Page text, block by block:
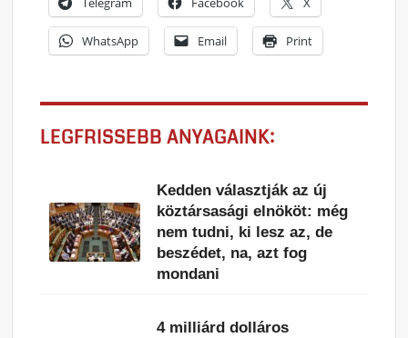
WhatsApp Email Print
LEGFRISSEBB ANYAGAINK:
Kedden választják az új
köztársasági elnököt: még
nem tudni, ki lesz az, de
beszédet, na, azt fog
mondani
4 milliárd dolláros